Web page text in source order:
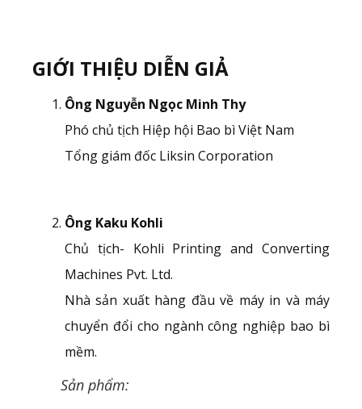
GIỚI THIỆU DIỄN GIẢ
Ông Nguyễn Ngọc Minh Thy
Phó chủ tịch Hiệp hội Bao bì Việt Nam
Tổng giám đốc Liksin Corporation
Ông Kaku Kohli
Chủ tịch- Kohli Printing and Converting
Machines Pvt. Ltd.
Nhà sản xuất hàng đầu về máy in và máy
chuyển đổi cho ngành công nghiệp bao bì
mềm.
Sản phẩm: